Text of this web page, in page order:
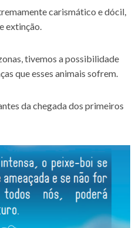
carismático e dócil,
extinção.
tivemos a possibilidade
que esses animais sofrem.
da chegada dos primeiros